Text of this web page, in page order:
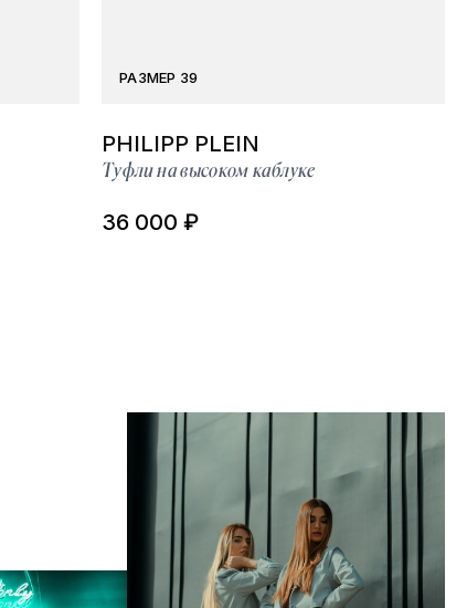
РАЗМЕР 39
PHILIPP PLEIN
Туфли на высоком каблуке
36 000 ₽